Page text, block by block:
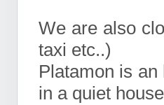
We are also
taxi etc..)
Platamon is
in a quiet